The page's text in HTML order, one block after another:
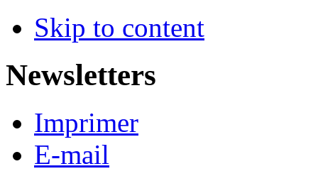
Skip to content
Newsletters
Imprimer
E-mail